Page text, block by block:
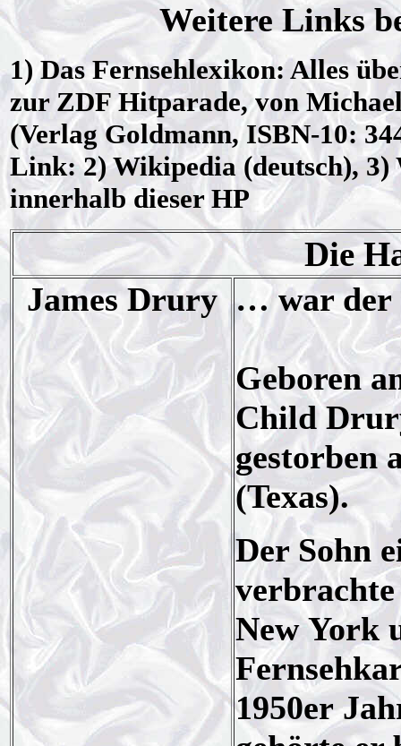
Weitere Links
1) Das Fernsehlexikon: Alles
zur ZDF Hitparade, von
(Verlag Goldmann, ISBN-10:
Link: 2) Wikipedia (deutsch),
innerhalb dieser HP
Die
James Drury … war der
Geboren
Child
gestorben
(Texas).
Der Sohn
New York
1950er